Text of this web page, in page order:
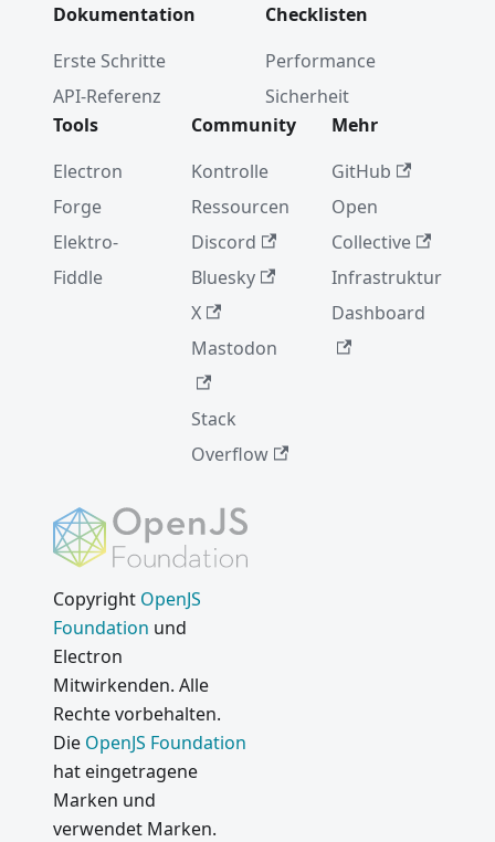
Dokumentation
Erste Schritte
API-Referenz
Checklisten
Performance
Sicherheit
Tools
Electron
Forge
Elektro-
Fiddle
Community
Kontrolle
Ressourcen
Discord
Bluesky
X
Mastodon
Stack
Overflow
Mehr
GitHub
Open
Collective
Infrastruktur
Dashboard
Copyright OpenJS
Foundation und
Electron
Mitwirkenden. Alle
Rechte vorbehalten.
Die OpenJS Foundation
hat eingetragene
Marken und
verwendet Marken.